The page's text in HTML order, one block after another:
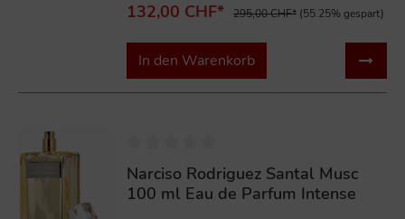
132,00 CHF* 295,00 CHF* (55.25% gespart)
In den Warenkorb
Narciso Rodriguez Santal Musc
100 ml Eau de Parfum Intense